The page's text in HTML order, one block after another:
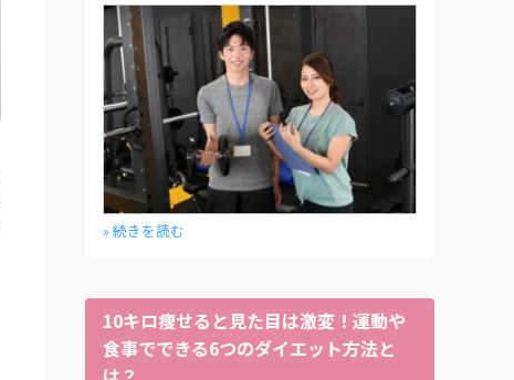
» 続きを読む
10キロ痩せると見た目は激変！運動や
食事でできる6つのダイエット方法と